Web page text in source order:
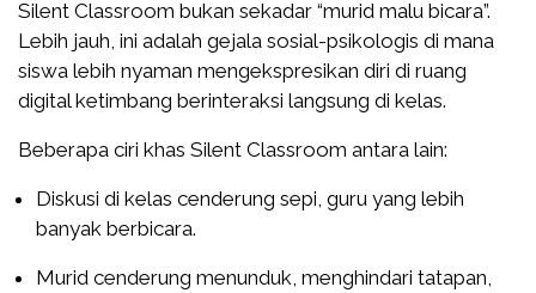
Silent Classroom bukan sekadar “murid malu bicara”.
Lebih jauh, ini adalah gejala sosial-psikologis di mana
siswa lebih nyaman mengekspresikan diri di ruang
digital ketimbang berinteraksi langsung di kelas.
Beberapa ciri khas Silent Classroom antara lain:
Diskusi di kelas cenderung sepi, guru yang lebih
banyak berbicara.
Murid cenderung menunduk, menghindari tatapan,